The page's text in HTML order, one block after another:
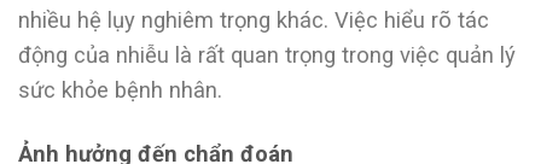
nhiều hệ lụy nghiêm trọng khác. Việc hiểu rõ tác
động của nhiễu là rất quan trọng trong việc quản lý
sức khỏe bệnh nhân.
Ảnh hưởng đến chẩn đoán